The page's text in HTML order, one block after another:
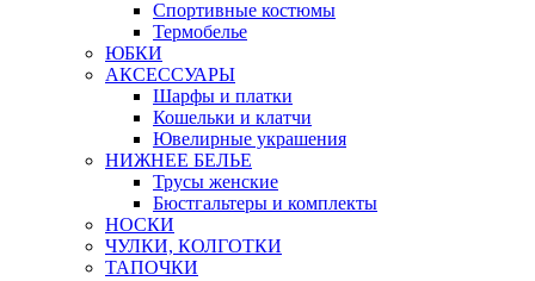
Спортивные костюмы
Термобелье
ЮБКИ
AКСЕССУАРЫ
Шарфы и платки
Кошельки и клатчи
Ювелирные украшения
НИЖНЕЕ БЕЛЬЕ
Трусы женские
Бюстгальтеры и комплекты
НОСКИ
ЧУЛКИ, КОЛГОТКИ
ТАПОЧКИ